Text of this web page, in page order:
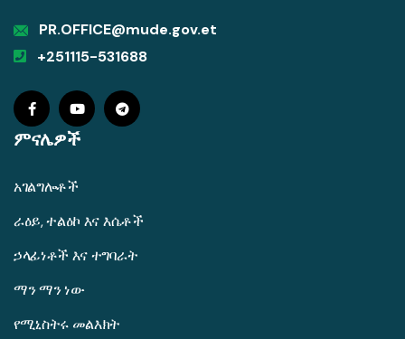
PR.OFFICE@mude.gov.et
+251115-531688
ምናሌዎች
አገልግሎቶች
ራዕይ, ተልዕኮ እና እሴቶች
ኃላፊነቶች እና ተግባራት
ማን ማን ነው
የሚኒስትሩ መልእክት